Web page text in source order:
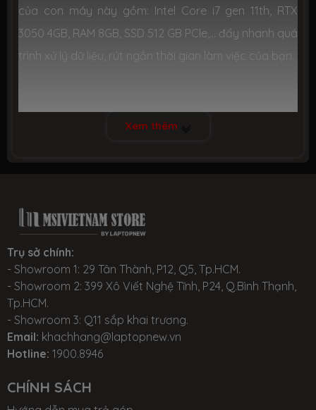
Tình trạng
Mới 100%, hàng chính hãng, đầy đủ
phụ kiện
của con máy này gồm: Intel Core i7 gen 11th, RTX
3050 4GB, RAM 8GB, SSD 512 GB PCle,... đẩy nhanh quá
trình xử lý dữ liệu, rút ngắn thời gian làm việc của bạn.
2 - CẤU HÌNH VÀ THÔNG SỐ KỸ THUẬT CHUNG:
tại:https://msivietnam.vn/laptop-msi-katana-gf66
3 - HIỆU NĂNG:
Laptop MSI GF66 11UEvới sức mạnh được đẩy mạnh
hơn 40% so với thế hệ trước nhờ chip Intel Core i7 gen
tối đa. Con chip này đạt xung nhịp tối đa là 4.6GHz với
Xem thêm
Trụ sở chính:
- Showroom 1: 29 Tân Thành, P12, Q5, Tp.HCM.
- Showroom 2: 399 Xô Viết Nghệ Tĩnh, P24, Q.Bình Thạnh,
Tp.HCM.
- Showroom 3: Q11 sắp khai trương.
Email: khachhang@laptopnew.vn
Hotline: 1900.8946
CHÍNH SÁCH